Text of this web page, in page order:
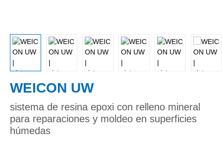
WEICON UW
sistema de resina epoxi con relleno mineral
para reparaciones y moldeo en superficies
húmedas